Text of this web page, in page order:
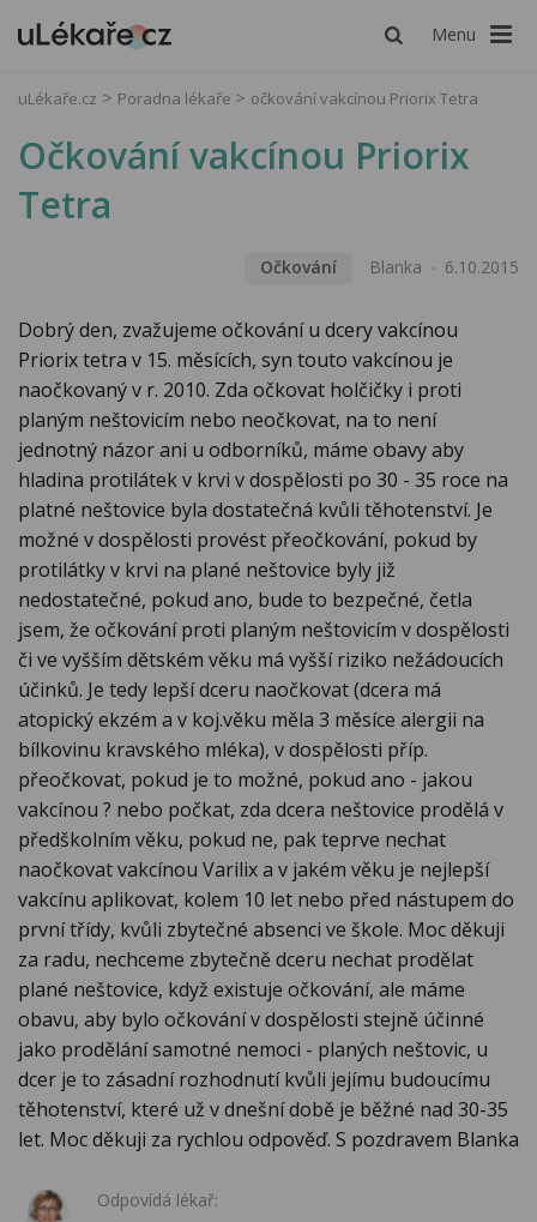
Menu
uLékaře.cz Poradna lékaře očkování vakcínou Priorix Tetra
Očkování vakcínou Priorix
Tetra
Očkování Blanka 6.10.2015
Dobrý den, zvažujeme očkování u dcery vakcínou
Priorix tetra v 15. měsících, syn touto vakcínou je
naočkovaný v r. 2010. Zda očkovat holčičky i proti
planým neštovicím nebo neočkovat, na to není
jednotný názor ani u odborníků, máme obavy aby
hladina protilátek v krvi v dospělosti po 30 - 35 roce na
platné neštovice byla dostatečná kvůli těhotenství. Je
možné v dospělosti provést přeočkování, pokud by
protilátky v krvi na plané neštovice byly již
nedostatečné, pokud ano, bude to bezpečné, četla
jsem, že očkování proti planým neštovicím v dospělosti
či ve vyšším dětském věku má vyšší riziko nežádoucích
účinků. Je tedy lepší dceru naočkovat (dcera má
atopický ekzém a v koj.věku měla 3 měsíce alergii na
bílkovinu kravského mléka), v dospělosti příp.
přeočkovat, pokud je to možné, pokud ano - jakou
vakcínou ? nebo počkat, zda dcera neštovice prodělá v
předškolním věku, pokud ne, pak teprve nechat
naočkovat vakcínou Varilix a v jakém věku je nejlepší
vakcínu aplikovat, kolem 10 let nebo před nástupem do
první třídy, kvůli zbytečné absenci ve škole. Moc děkuji
za radu, nechceme zbytečně dceru nechat prodělat
plané neštovice, když existuje očkování, ale máme
obavu, aby bylo očkování v dospělosti stejně účinné
jako prodělání samotné nemoci - planých neštovic, u
dcer je to zásadní rozhodnutí kvůli jejímu budoucímu
těhotenství, které už v dnešní době je běžné nad 30-35
let. Moc děkuji za rychlou odpověď. S pozdravem Blanka
Odpovídá lékař: